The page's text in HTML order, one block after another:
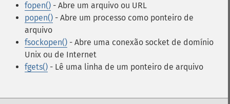
fopen() - Abre um arquivo ou URL
popen() - Abre um processo como ponteiro de
arquivo
fsockopen() - Abre uma conexão socket de domínio
Unix ou de Internet
fgets() - Lê uma linha de um ponteiro de arquivo